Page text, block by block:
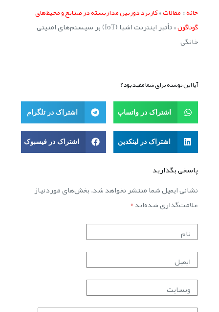
خانه»مقالات»کاربرد دوربین مداربسته در صنایع و محیط‌های
گوناگون»
تأثیر اینترنت اشیا (IoT) بر سیستم‌های امنیتی
خانگی
آیا این نوشته برای شما مفید بود؟
اشتراک در واتساپ اشتراک در تلگرام
اشتراک در لینکدین اشتراک در فیسبوک
پاسخی بگذارید
نشانی ایمیل شما منتشر نخواهد شد.بخش‌های موردنیاز
علامت‌گذاری شده‌اند*
نام
ایمیل
وبسایت